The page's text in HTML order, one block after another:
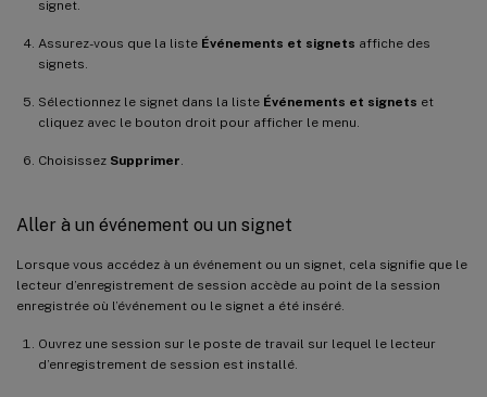
signet.
Assurez-vous que la liste Événements et signets affiche des
signets.
Sélectionnez le signet dans la liste Événements et signets et
cliquez avec le bouton droit pour afficher le menu.
Choisissez Supprimer
Aller à un événement ou un signet
Lorsque vous accédez à un événement ou un signet, cela signifie que le
lecteur d’enregistrement de session accède au point de la session
enregistrée où l’événement ou le signet a été inséré.
Ouvrez une session sur le poste de travail sur lequel le lecteur
d’enregistrement de session est installé.